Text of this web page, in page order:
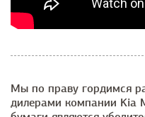
Мы по праву гордимся
дилерами компании Kia